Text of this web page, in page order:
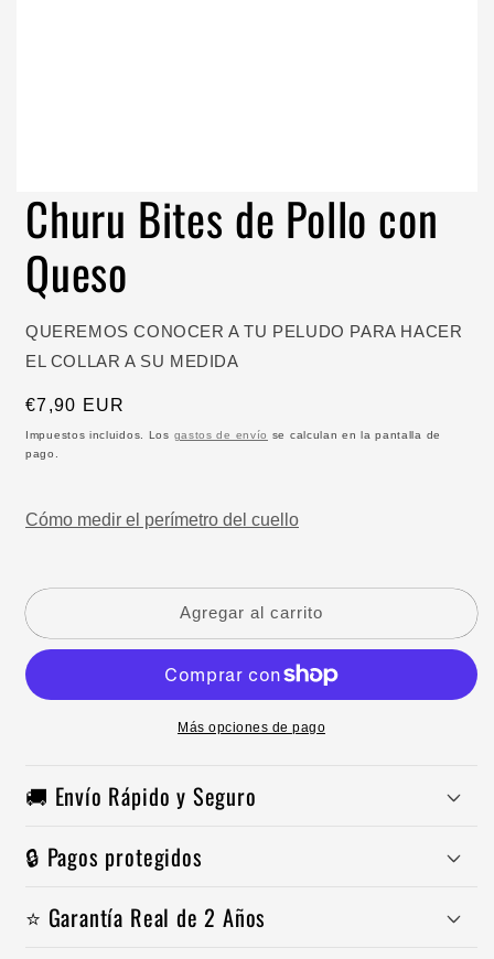
Churu Bites de Pollo con
Queso
QUEREMOS CONOCER A TU PELUDO PARA HACER
EL COLLAR A SU MEDIDA
Precio
habitual
€7,90 EUR
Impuestos incluidos. Los gastos de envío se calculan en la pantalla de
pago.
Cómo medir el perímetro del cuello
Agregar al carrito
Más opciones de pago
🚚 Envío Rápido y Seguro
🔒 Pagos protegidos
⭐ Garantía Real de 2 Años